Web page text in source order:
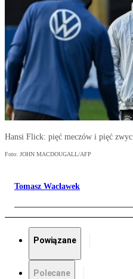
Hansi Flick: pięć meczów i pięć
Foto: JOHN MACDOUGALL/AFP
Tomasz Wacławek
Powiązane
Polecane